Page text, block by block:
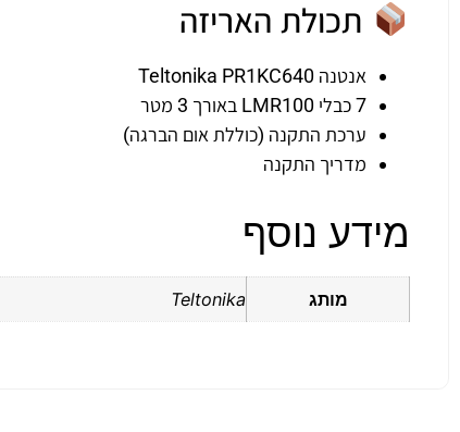
תכולת האריזה
אנטנה Teltonika PR1KC640
7 כבלי LMR100 באורך 3 מטר
ערכת התקנה (כוללת אום הברגה)
מדריך התקנה
מידע נוסף
מותג Teltonika